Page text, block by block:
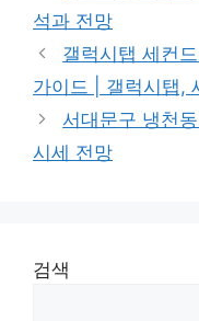
석과 전망
갤럭시탭 세컨
가이드 | 갤럭시탭,
서대문구 냉천
시세 전망
검색